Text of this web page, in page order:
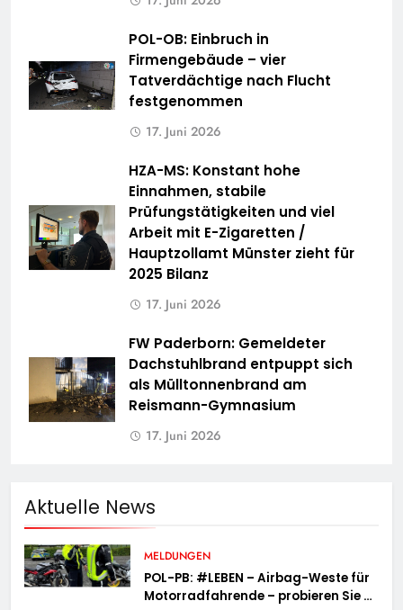
POL-OB: Einbruch in
Firmengebäude – vier
Tatverdächtige nach Flucht
festgenommen
17. Juni 2026
HZA-MS: Konstant hohe
Einnahmen, stabile
Prüfungstätigkeiten und viel
Arbeit mit E-Zigaretten /
Hauptzollamt Münster zieht für
2025 Bilanz
17. Juni 2026
FW Paderborn: Gemeldeter
Dachstuhlbrand entpuppt sich
als Mülltonnenbrand am
Reismann-Gymnasium
17. Juni 2026
Aktuelle News
MELDUNGEN
POL-PB: #LEBEN – Airbag-Weste für
Motorradfahrende – probieren Sie es